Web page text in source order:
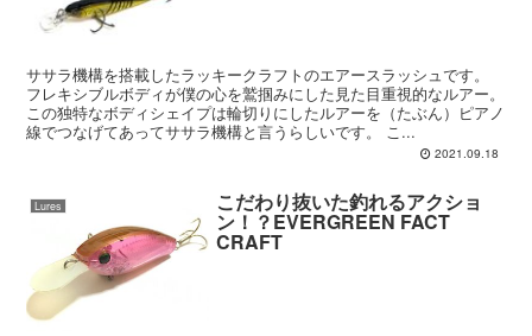
ササラ機構を搭載したラッキークラフトのエアースラッシュです。
フレキシブルボディが僕の心を鷲掴みにした見た目重視的なルアー。
この独特なボディシェイプは輪切りにしたルアーを（たぶん）ピアノ
線でつなげてあってササラ機構と言うらしいです。 こ...
2021.09.18
Lures こだわり抜いた釣れるアクショ
ン！？EVERGREEN FACT
CRAFT